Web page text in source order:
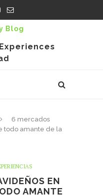
6 mercados
todo amante de la
EN
AMANTE